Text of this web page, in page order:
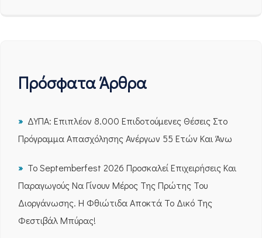
Πρόσφατα Άρθρα
ΔΥΠΑ: Επιπλέον 8.000 Επιδοτούμενες Θέσεις Στο
Πρόγραμμα Απασχόλησης Ανέργων 55 Ετών Και Άνω
Το Septemberfest 2026 Προσκαλεί Επιχειρήσεις Και
Παραγωγούς Να Γίνουν Μέρος Της Πρώτης Του
Διοργάνωσης. Η Φθιώτιδα Αποκτά Το Δικό Της
Φεστιβάλ Μπύρας!